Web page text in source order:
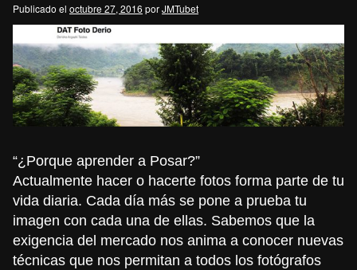
Publicado el octubre 27, 2016 porJMTubet
“¿Porque aprender a Posar?”
Actualmente hacer o hacerte fotos forma parte de tu
vida diaria. Cada día más se pone a prueba tu
imagen con cada una de ellas. Sabemos que la
exigencia del mercado nos anima a conocer nuevas
técnicas que nos permitan a todos los fotógrafos